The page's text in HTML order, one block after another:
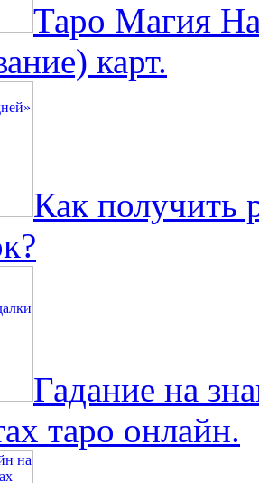
Таро Магия
карт.
Как получить
Гадание на
таро онлайн.